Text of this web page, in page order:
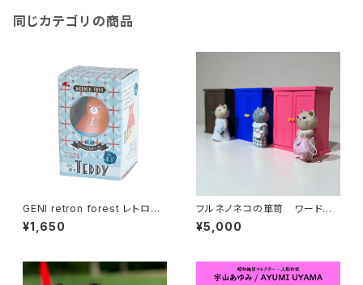
同じカテゴリの商品
GENI retron forest レトロン
フォレスト まわるおきあがりこぼ
し おとぼけTeddy -テディ-
¥1,650
フルネノネコの箪笥 ワードロ
ーブ
¥5,000